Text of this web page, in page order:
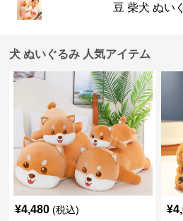
豆 柴犬 ぬい
犬 ぬいぐるみ 人気アイテム
¥4,480 (税込) ¥